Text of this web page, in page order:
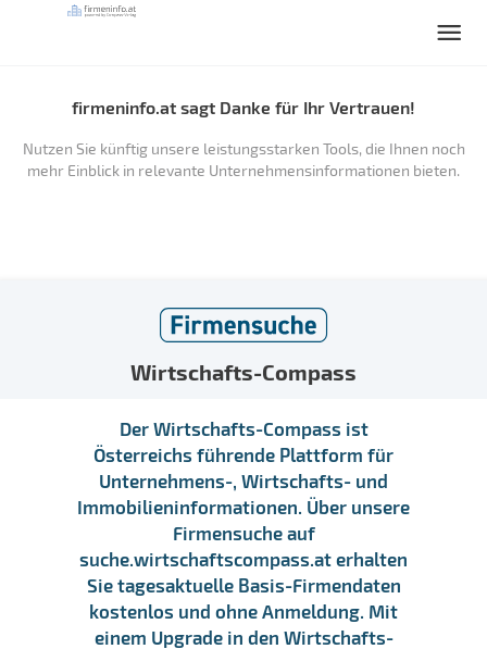
firmeninfo.at sagt Danke für Ihr Vertrauen!
Nutzen Sie künftig unsere leistungsstarken Tools, die Ihnen noch
mehr Einblick in relevante Unternehmensinformationen bieten.
Wirtschafts-Compass
Der Wirtschafts-Compass ist
Österreichs führende Plattform für
Unternehmens-, Wirtschafts- und
Immobilieninformationen. Über unsere
Firmensuche auf
suche.wirtschaftscompass.at erhalten
Sie tagesaktuelle Basis-Firmendaten
kostenlos und ohne Anmeldung. Mit
einem Upgrade in den Wirtschafts-